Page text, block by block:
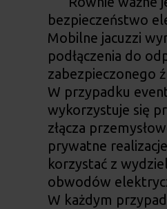
bezpieczeństwo
Mobilne jacuzzi
podłączenia do
zabezpieczonego
W przypadku
wykorzystuje się
złącza
prywatne
korzystać z
obwodów
W każdym